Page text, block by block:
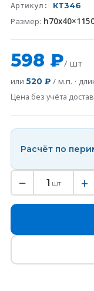
Артикул: КT346
Размер:
598 ₽/ шт
или520 ₽ / м.п. ·
Цена без учёта
Расчёт по
− 1 шт +